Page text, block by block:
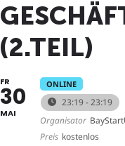
(2.TEIL)
FR
30
MAI
ONLINE
23:19 - 23:19
Organisator
Preis kostenlos